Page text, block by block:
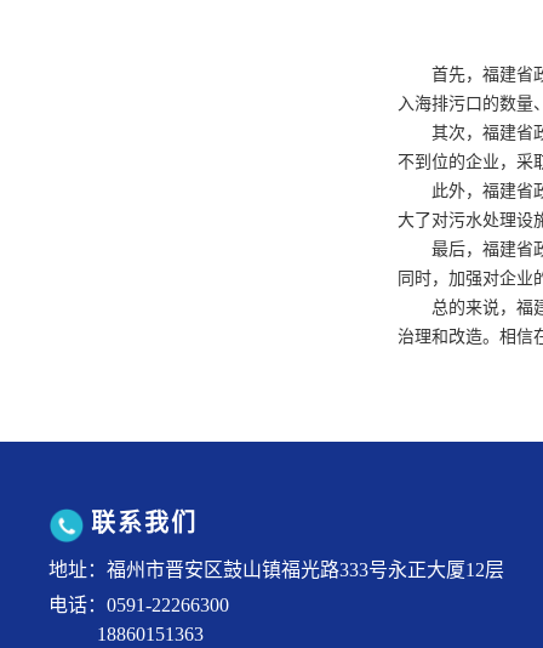
首先，福建省
入海排污口的数量
其次，福建省
不到位的企业，采
此外，福建省
大了对污水处理设
最后，福建省
同时，加强对企业
总的来说，福
治理和改造。相信
联系我们
地址：福州市晋安区鼓山镇福光路333号永正大厦12层
电话：0591-22266300
18860151363